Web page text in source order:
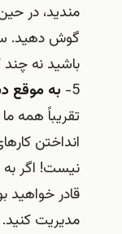
مندید، در
گوش دهید.
باشید نه چند
5- به موقع
تقریباً همه
انداختن
نیست! اگر به
قادر خواهید
مدیریت کنید.